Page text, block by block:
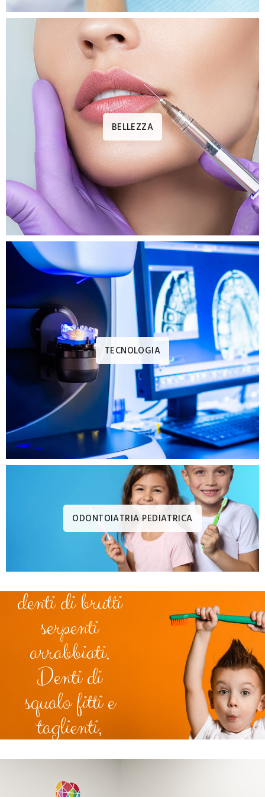
BELLEZZA
TECNOLOGIA
ODONTOIATRIA PEDIATRICA
Filastrocca
dei denti
Denti robusti
di bravi
castori,
grandi e
trattori.
Denti
appuntiti e
avvelenati,
denti di brutti
serpenti
arrabbiati.
Denti di
squalo fitti e
taglienti,
zanne d'avorio
di enormi